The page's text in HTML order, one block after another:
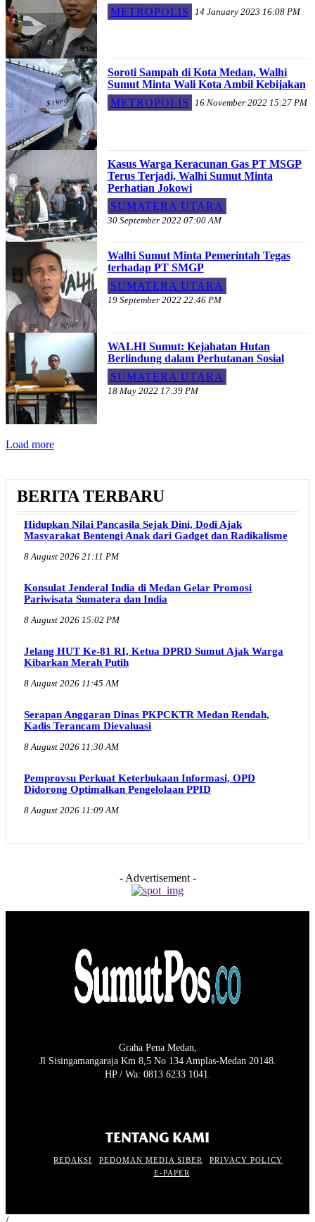
METROPOLIS
14 January 2023 16:08 PM
Soroti Sampah di Kota Medan, Walhi
Sumut Minta Wali Kota Ambil Kebijakan
METROPOLIS
16 November 2022 15:27 PM
Kasus Warga Keracunan Gas PT MSGP
Terus Terjadi, Walhi Sumut Minta
Perhatian Jokowi
SUMATERA UTARA
30 September 2022 07:00 AM
Walhi Sumut Minta Pemerintah Tegas
terhadap PT SMGP
SUMATERA UTARA
19 September 2022 22:46 PM
WALHI Sumut: Kejahatan Hutan
Berlindung dalam Perhutanan Sosial
SUMATERA UTARA
18 May 2022 17:39 PM
Load more
BERITA TERBARU
Hidupkan Nilai Pancasila Sejak Dini, Dodi Ajak
Masyarakat Bentengi Anak dari Gadget dan Radikalisme
8 August 2026 21:11 PM
Konsulat Jenderal India di Medan Gelar Promosi
Pariwisata Sumatera dan India
8 August 2026 15:02 PM
Jelang HUT Ke-81 RI, Ketua DPRD Sumut Ajak Warga
Kibarkan Merah Putih
8 August 2026 11:45 AM
Serapan Anggaran Dinas PKPCKTR Medan Rendah,
Kadis Terancam Dievaluasi
8 August 2026 11:30 AM
Pemprovsu Perkuat Keterbukaan Informasi, OPD
Didorong Optimalkan Pengelolaan PPID
8 August 2026 11:09 AM
- Advertisement -
Graha Pena Medan,
Jl Sisingamangaraja Km 8,5 No 134 Amplas-Medan 20148.
HP / Wa: 0813 6233 1041.
TENTANG KAMI
REDAKSI PEDOMAN MEDIA SIBER
PRIVACY POLICY
E-PAPER